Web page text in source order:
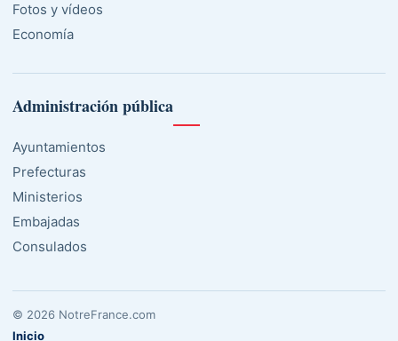
Fotos y vídeos
Economía
Administración pública
Ayuntamientos
Prefecturas
Ministerios
Embajadas
Consulados
© 2026 NotreFrance.com
Inicio